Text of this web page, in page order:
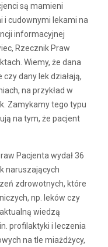
są mamieni
i cudownymi lekami na
informacyjnej
Rzecznik Praw
Wiemy, że dana
dany lek działają,
na przykład w
Zamykamy tego typu
na tym, że pacjent
Pacjenta wydał 36
naruszających
zdrowotnych, które
np. leków czy
wiedzą
profilaktyki i leczenia
na tle miażdżycy,